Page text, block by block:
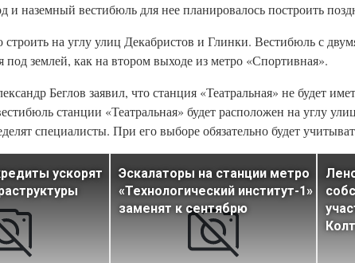
и наземный вестибюль для нее планировалось построить
на углу улиц Декабристов и Глинки. Вестибюль с
землей, как на втором выходе из метро «Спортивная».
Беглов заявил, что станция «Театральная» не будет
станции «Театральная» будет расположен на углу
специалисты. При его выборе обязательно будет
ускорят
Эскалаторы на станции метро
«Технологический институт-1»
заменят к сентябрю